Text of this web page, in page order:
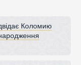
Коломию